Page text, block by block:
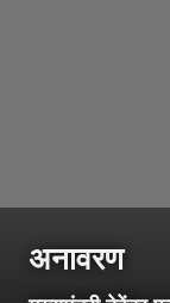
अनावरण